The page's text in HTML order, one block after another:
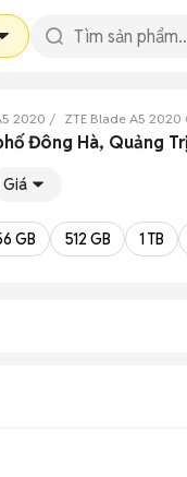
2020 ZTE Blade A5 2020
Đông Hà, Quảng
Giá
GB 512 GB 1 TB